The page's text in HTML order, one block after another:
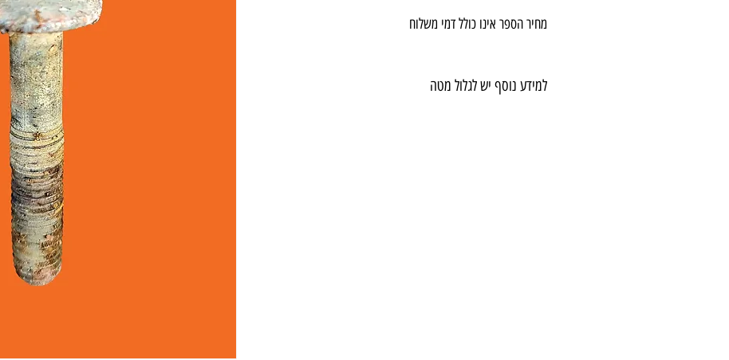
מחיר הספר אינו כולל דמי משלוח
למידע נוסף יש לגלול מטה